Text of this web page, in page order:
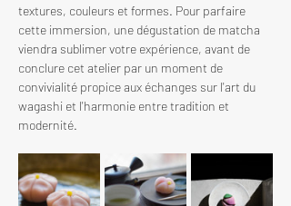
textures, couleurs et formes. Pour parfaire
cette immersion, une dégustation de matcha
viendra sublimer votre expérience, avant de
conclure cet atelier par un moment de
convivialité propice aux échanges sur l'art du
wagashi et l'harmonie entre tradition et
modernité.